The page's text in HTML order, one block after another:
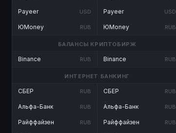
Payeer USD
ЮMoney RUB
Payeer USD
ЮMoney RUB
БАЛАНСЫ КРИПТОБИРЖ
Binance RUB Binance RUB
ИНТЕРНЕТ БАНКИНГ
СБЕР RUB
Альфа-Банк RUB
Райффайзен RUB
СБЕР RUB
Альфа-Банк RUB
Райффайзен RUB